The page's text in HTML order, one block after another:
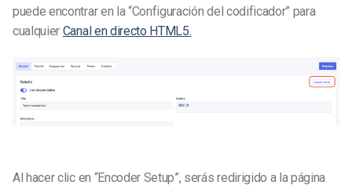
puede encontrar en la “Configuración del codificador” para
cualquier Canal en directo HTML5.
Al hacer clic en “Encoder Setup”, serás redirigido a la página